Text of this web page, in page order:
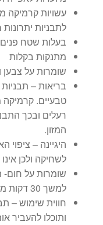
עשויות קרמיקה
לתבניות
בעלות שטח
מתנקות בקלות
שומרות על צבען
טבעיים. קרמיקה
רעלים ובכך
המזון.
היגיינה –
לשחיקה ולכן
שומרות על חום-
למשך 30 דקות מסיום האפייה!
חווית שימוש –
ותוכלו להעביר